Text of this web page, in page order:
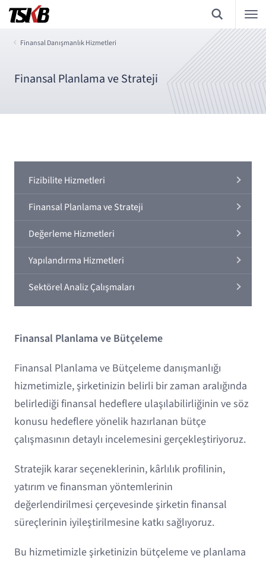
Finansal Danışmanlık Hizmetleri
Finansal Planlama ve Strateji
Fizibilite Hizmetleri
Finansal Planlama ve Strateji
Değerleme Hizmetleri
Yapılandırma Hizmetleri
Sektörel Analiz Çalışmaları
Finansal Planlama ve Bütçeleme
Finansal Planlama ve Bütçeleme danışmanlığı
hizmetimizle, şirketinizin belirli bir zaman aralığında
belirlediği finansal hedeflere ulaşılabilirliğinin ve söz
konusu hedeflere yönelik hazırlanan bütçe
çalışmasının detaylı incelemesini gerçekleştiriyoruz.
Stratejik karar seçeneklerinin, kârlılık profilinin,
yatırım ve finansman yöntemlerinin
değerlendirilmesi çerçevesinde şirketin finansal
süreçlerinin iyileştirilmesine katkı sağlıyoruz.
Bu hizmetimizle şirketinizin bütçeleme ve planlama